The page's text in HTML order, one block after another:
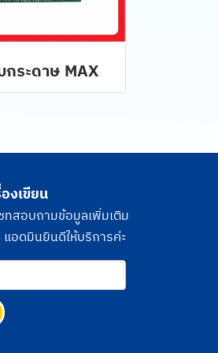
กระดาษ MAX
งเขียน
สอบถามข้อมูลเพิ่มเติม
แอดมินยินดีให้บริการค่ะ